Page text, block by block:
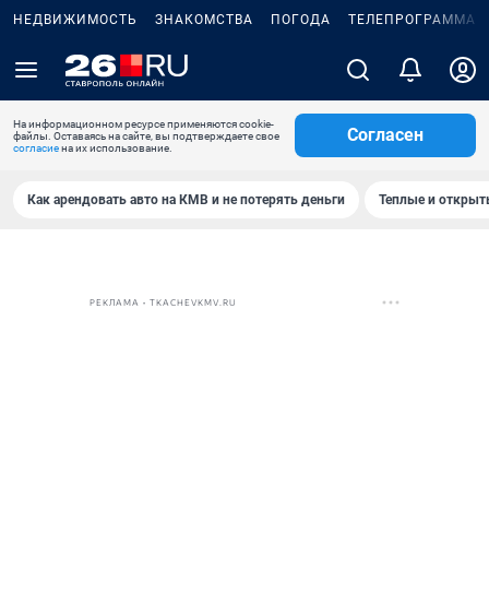
НЕДВИЖИМОСТЬ ЗНАКОМСТВА ПОГОДА ТЕЛЕПРОГРАММА
На информационном ресурсе применяются cookie-
файлы. Оставаясь на сайте, вы подтверждаете свое
согласиена их использование.
Согласен
Как арендовать авто на КМВ и не потерять деньги Теплые и
РЕКЛАМА • TKACHEVKMV.RU